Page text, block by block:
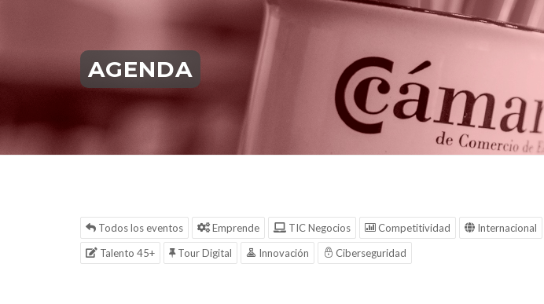
AGENDA
Todos los eventos Emprende TIC Negocios Competitividad Internacional
Talento 45+
Tour Digital Innovación Ciberseguridad